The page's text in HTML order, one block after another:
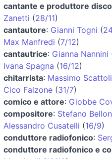
cantante e produttore
Zanetti (28/11)
cantautore: Gianni Togni (
Max Manfredi (7/12)
cantautrice: Gianna Nannini
Ivana Spagna (16/12)
chitarrista: Massimo
Cico Falzone (31/7)
comico e attore: Giobbe
compositore: Stefano Bellon
Alessandro Cusatelli (16/9)
conduttore radiofonico:
conduttore radiofonico e